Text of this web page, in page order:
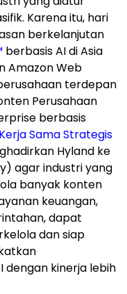
Karena itu, hari
berkelanjutan
berbasis AI di Asia
Amazon Web
terdepan
Perusahaan
berbasis
Sama Strategis
Hyland ke
agar industri yang
banyak konten
keuangan,
dapat
dan siap
dengan kinerja lebih